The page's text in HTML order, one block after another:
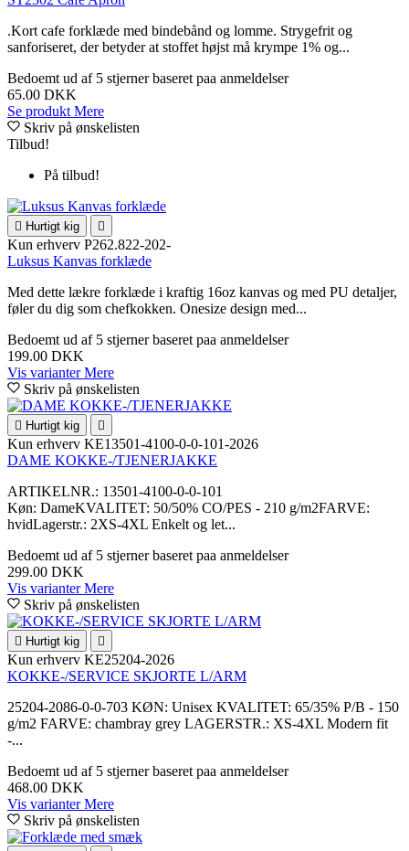
.Kort cafe forklæde med bindebånd og lomme. Strygefrit og
sanforiseret, der betyder at stoffet højst må krympe 1% og...
Bedoemt ud af 5 stjerner baseret paa anmeldelser
65.00 DKK
Se produkt Mere
Skriv på ønskelisten
Tilbud!
På tilbud!
 Hurtigt kig 
Kun erhverv P262.822-202-
Luksus Kanvas forklæde
Med dette lækre forklæde i kraftig 16oz kanvas og med PU detaljer,
føler du dig som chefkokken. Onesize design med...
Bedoemt ud af 5 stjerner baseret paa anmeldelser
199.00 DKK
Vis varianterMere
Skriv på ønskelisten
 Hurtigt kig 
Kun erhverv KE13501-4100-0-0-101-2026
DAME KOKKE-/TJENERJAKKE
ARTIKELNR.: 13501-4100-0-0-101
Køn: DameKVALITET: 50/50% CO/PES - 210 g/m2FARVE:
hvidLagerstr.: 2XS-4XL Enkelt og let...
Bedoemt ud af 5 stjerner baseret paa anmeldelser
299.00 DKK
Vis varianterMere
Skriv på ønskelisten
 Hurtigt kig 
Kun erhverv KE25204-2026
KOKKE-/SERVICE SKJORTE L/ARM
25204-2086-0-0-703 KØN: Unisex KVALITET: 65/35% P/B - 150
g/m2 FARVE: chambray grey LAGERSTR.: XS-4XL Modern fit
-...
Bedoemt ud af 5 stjerner baseret paa anmeldelser
468.00 DKK
Vis varianterMere
Skriv på ønskelisten